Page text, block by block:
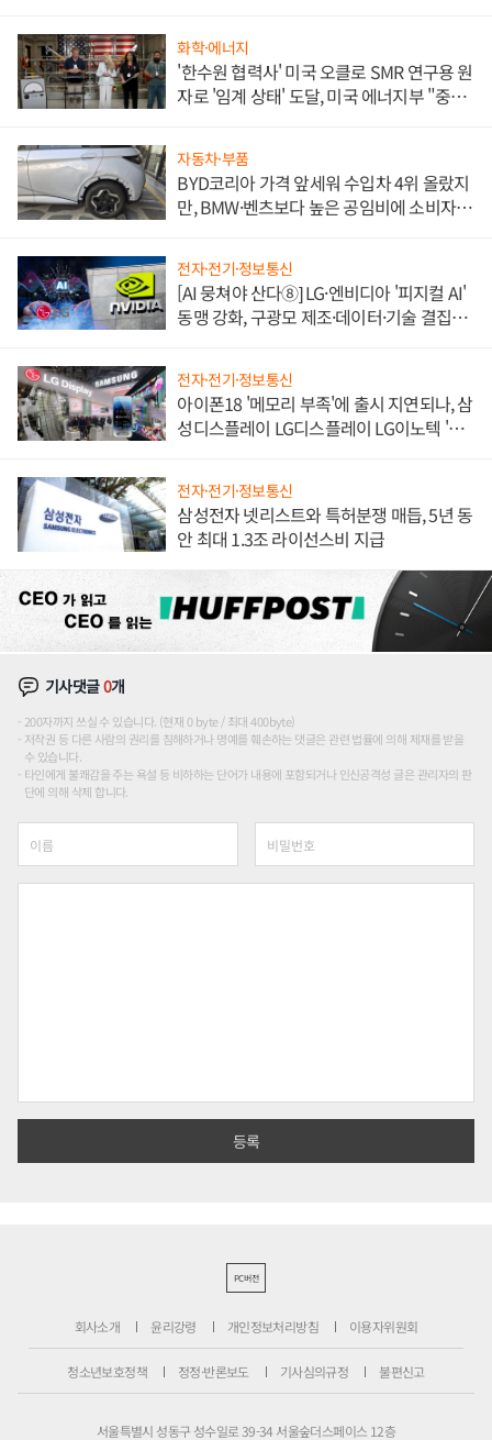
화학·에너지
'한수원 협력사' 미국 오클로 SMR 연구용 원
자로 '임계 상태' 도달, 미국 에너지부 "중요
자동차·부품
BYD코리아 가격 앞세워 수입차 4위 올랐지
만, BMW·벤츠보다 높은 공임비에 소비자
전자·전기·정보통신
[AI 뭉쳐야 산다⑧] LG·엔비디아 '피지컬 AI'
동맹 강화, 구광모 제조·데이터·기술 결집
전자·전기·정보통신
아이폰18 '메모리 부족'에 출시 지연되나, 삼
성디스플레이 LG디스플레이 LG이노텍 '탈
전자·전기·정보통신
삼성전자 넷리스트와 특허분쟁 매듭, 5년 동
안 최대 1.3조 라이선스비 지급
기사댓글0개
200자까지 쓰실 수 있습니다. (현재 0 byte / 최대 400byte)
저작권 등 다른 사람의 권리를 침해하거나 명예를 훼손하는 댓글은 관련 법률에 의해 제재를 받을
수 있습니다.
타인에게 불쾌감을 주는 욕설 등 비하하는 단어가 내용에 포함되거나 인신공격성 글은 관리자의 판
단에 의해 삭제 합니다.
PC버전
회사소개 윤리강령 개인정보처리방침 이용자위원회
청소년보호정책 정정·반론보도 기사심의규정 불편신고
서울특별시 성동구 성수일로 39-34 서울숲더스페이스 12층